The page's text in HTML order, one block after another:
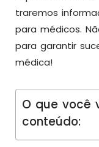
traremos
para médicos.
para garantir
médica!
O que você
conteúdo: